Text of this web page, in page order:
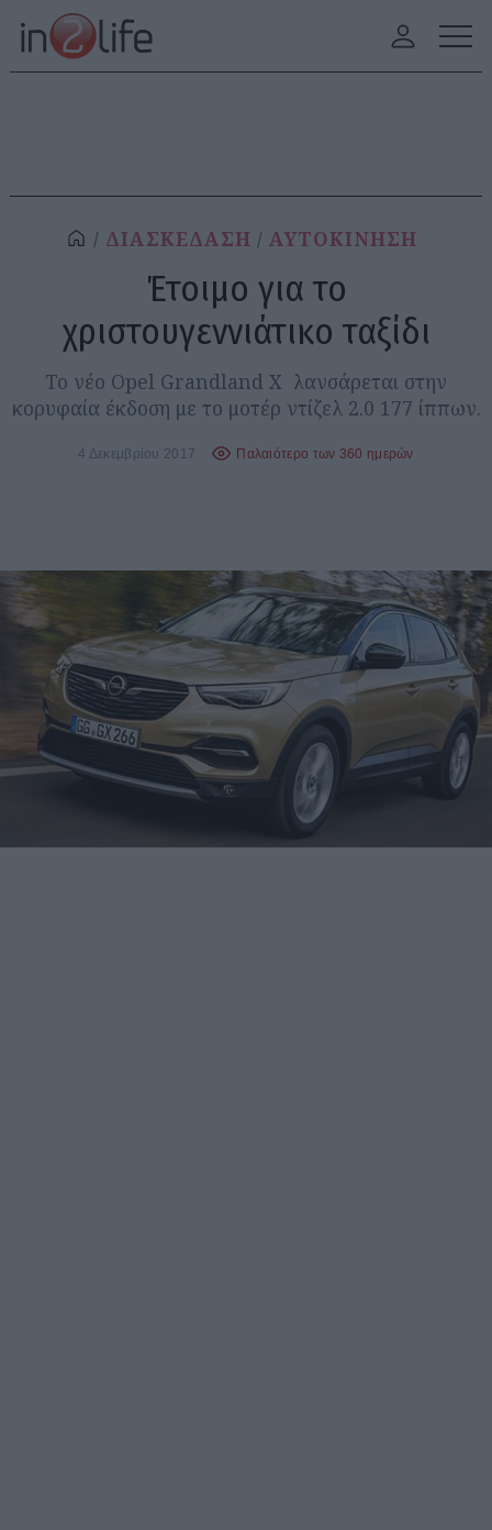
ΔΙΑΣΚΕΔΑΣΗ ΑΥΤΟΚΙΝΗΣΗ
Έτοιμο για το
χριστουγεννιάτικο ταξίδι
Το νέο Opel Grandland X λανσάρεται στην
κορυφαία έκδοση με το μοτέρ ντίζελ 2.0 177 ίππων.
4 Δεκεμβρίου 2017 Παλαιότερο των 360 ημερών